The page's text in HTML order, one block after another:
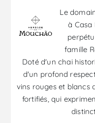
Le
à Casa
famille
Doté d'un chai
d'un profond
vins rouges et blancs
fortifiés, qui